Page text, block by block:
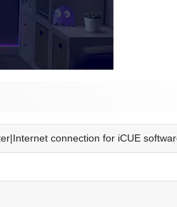
connection for iCUE